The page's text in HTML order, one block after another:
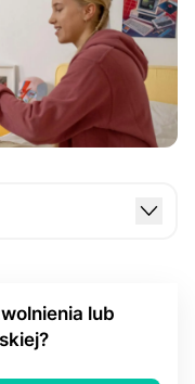
hormony?lub